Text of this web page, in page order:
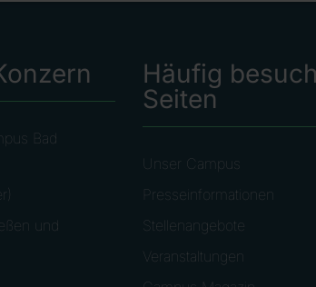
Bad
und
Häufig
Seiten
Unser Campus
Presseinformationen
Stellenangebote
Veranstaltungen